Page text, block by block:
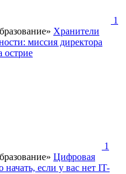
1
Хранители
миссия директора
острие
1
Цифровая
если у вас нет IT-